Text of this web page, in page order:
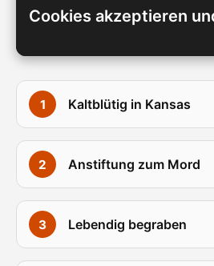
Cookies akzeptieren
Kaltblütig in Kansas
Anstiftung zum Mord
Lebendig begraben